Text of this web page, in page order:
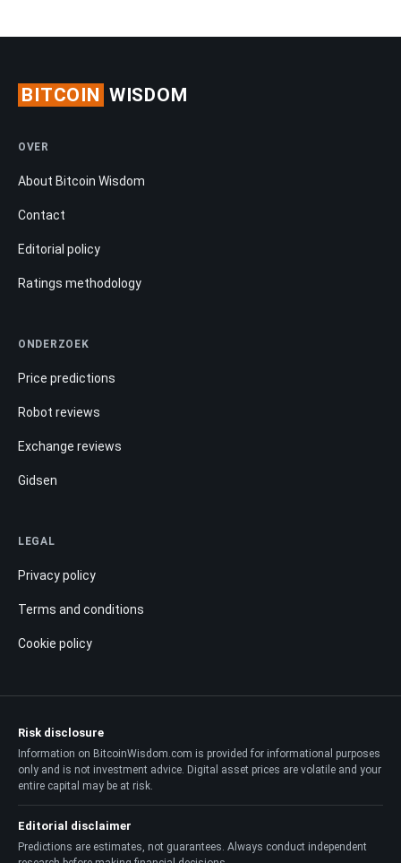
BITCOIN WISDOM
OVER
About Bitcoin Wisdom
Contact
Editorial policy
Ratings methodology
ONDERZOEK
Price predictions
Robot reviews
Exchange reviews
Gidsen
LEGAL
Privacy policy
Terms and conditions
Cookie policy
Risk disclosure
Information on BitcoinWisdom.com is provided for informational purposes
only and is not investment advice. Digital asset prices are volatile and your
entire capital may be at risk.
Editorial disclaimer
Predictions are estimates, not guarantees. Always conduct independent